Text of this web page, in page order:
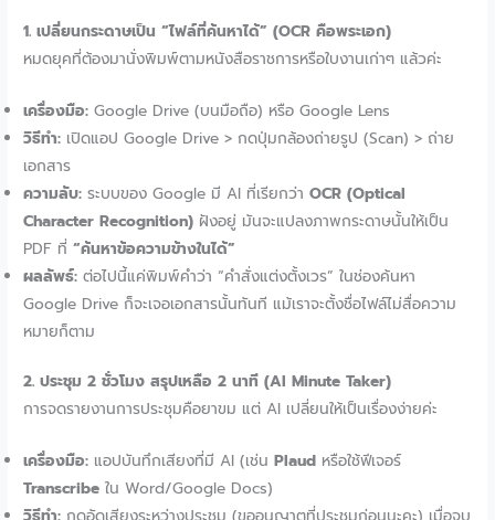
1. เปลี่ยนกระดาษเป็น “ไฟล์ที่ค้นหาได้” (OCR คือพระเอก)
หมดยุคที่ต้องมานั่งพิมพ์ตามหนังสือราชการหรือใบงานเก่าๆ แล้วค่ะ
เครื่องมือ: Google Drive (บนมือถือ) หรือ Google Lens
วิธีทำ: เปิดแอป Google Drive > กดปุ่มกล้องถ่ายรูป (Scan) > ถ่าย
เอกสาร
ความลับ: ระบบของ Google มี AI ที่เรียกว่าOCR (Optical
Character Recognition) ฝังอยู่ มันจะแปลงภาพกระดาษนั้นให้เป็น
PDF ที่“ค้นหาข้อความข้างในได้”
ผลลัพธ์: ต่อไปนี้แค่พิมพ์คำว่า “คำสั่งแต่งตั้งเวร” ในช่องค้นหา
Google Drive ก็จะเจอเอกสารนั้นทันที แม้เราจะตั้งชื่อไฟล์ไม่สื่อความ
หมายก็ตาม
2. ประชุม 2 ชั่วโมง สรุปเหลือ 2 นาที (AI Minute Taker)
การจดรายงานการประชุมคือยาขม แต่ AI เปลี่ยนให้เป็นเรื่องง่ายค่ะ
เครื่องมือ: แอปบันทึกเสียงที่มี AI (เช่นPlaud หรือใช้ฟีเจอร์
Transcribe ใน Word/Google Docs)